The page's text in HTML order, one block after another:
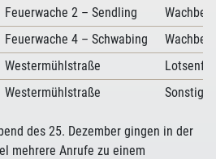
Feuerwache 2 – Sendling
Feuerwache 4 – Schwabing
Westermühlstraße
Westermühlstraße Sonstige
des 25. Dezember gingen in der
mehrere Anrufe zu einem